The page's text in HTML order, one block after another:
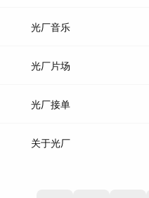
上传图片
光厂音乐
热门音乐
光厂片场
上传案例
光厂接单
上架服务
关于光厂